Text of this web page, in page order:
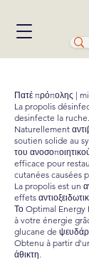
Πατέ πρόπολης |
La propolis
desinfecte la ruche.
Naturellement
soutien solide au
του
efficace pour
cutanées causées
La propolis est un
effets
Το Optimal
à votre énergie
glucane de
Obtenu à partir
άθικτη.